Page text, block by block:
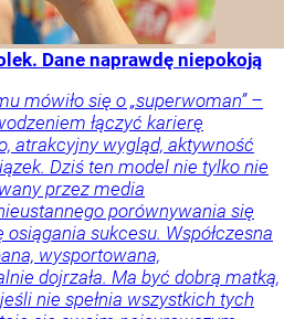
Dane naprawdę niepokoją
mówiło się o „superwoman” –
łączyć karierę
atrakcyjny wygląd, aktywność
Dziś ten model nie tylko nie
przez media
porównywania się
sukcesu. Współczesna
wysportowana,
dojrzała. Ma być dobrą matką,
nie spełnia wszystkich tych